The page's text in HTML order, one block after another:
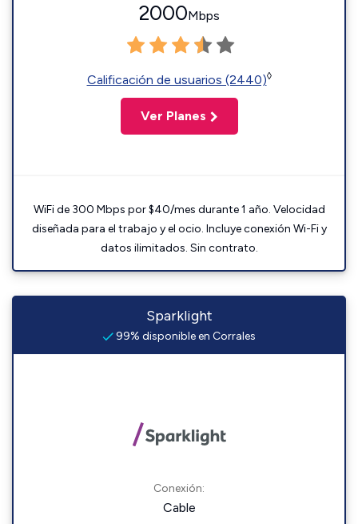
2000Mbps
Calificación de usuarios (2440)◊
Ver Planes
WiFi de 300 Mbps por $40/mes durante 1 año. Velocidad
diseñada para el trabajo y el ocio. Incluye conexión Wi-Fi y
datos ilimitados. Sin contrato.
Sparklight
99% disponible en Corrales
Conexión:
Cable